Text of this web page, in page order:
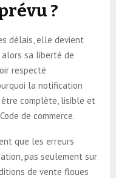
?
délais, elle devient
sa liberté de
respecté
la notification
complète, lisible et
de commerce.
que les erreurs
pas seulement sur
de vente floues